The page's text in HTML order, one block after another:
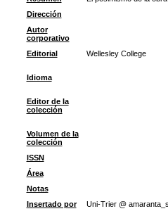
Dirección
Autor
corporativo
Editorial
Wellesley College
Idioma
Editor de la
colección
Volumen de la
colección
ISSN
Área
Notas
Insertado por
Uni-Trier @